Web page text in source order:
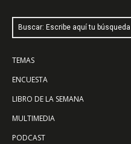
Buscar: Escribe aquí tu búsqueda
TEMAS
ENCUESTA
LIBRO DE LA SEMANA
MULTIMEDIA
PODCAST